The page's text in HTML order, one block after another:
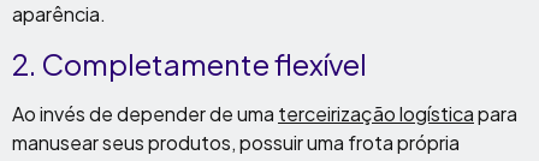
aparência.
2. Completamente flexível
Ao invés de depender de uma terceirização logísticapara
manusear seus produtos, possuir uma frota própria